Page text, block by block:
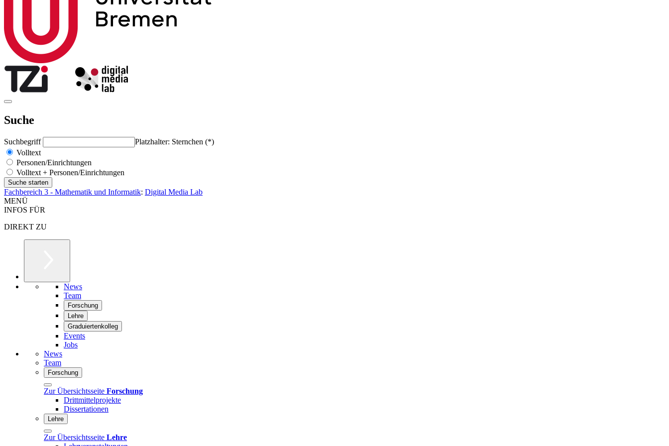
Suche
Suchbegriff
Platzhalter: Sternchen (*)
Volltext
Personen/Einrichtungen
Volltext + Personen/Einrichtungen
Fachbereich 3 - Mathematik und Informatik: Digital Media Lab
MENÜ
INFOS FÜR
DIREKT ZU
News
Team
Forschung
Lehre
Graduiertenkolleg
Events
Jobs
News
Team
Forschung
Zur Übersichtsseite Forschung
Drittmittelprojekte
Dissertationen
Lehre
Zur Übersichtsseite Lehre